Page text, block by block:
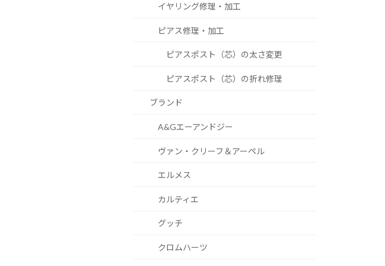
イヤリング修理・加工
ピアス修理・加工
ピアスポスト（芯）の太さ変更
ピアスポスト（芯）の折れ修理
ブランド
A&Gエーアンドジー
ヴァン・クリーフ＆アーペル
エルメス
カルティエ
グッチ
クロムハーツ